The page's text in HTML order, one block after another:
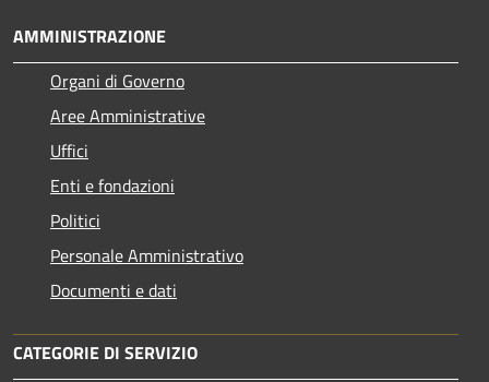
AMMINISTRAZIONE
Organi di Governo
Aree Amministrative
Uffici
Enti e fondazioni
Politici
Personale Amministrativo
Documenti e dati
CATEGORIE DI SERVIZIO